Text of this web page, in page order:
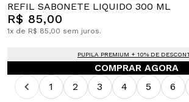
REFIL SABONETE LIQUIDO 300 ML
R$ 85,00
1x de R$ 85,00 sem juros.
PUPILA PREMIUM + 10% DE
COMPRAR AGORA
1
2 3 4 5 6